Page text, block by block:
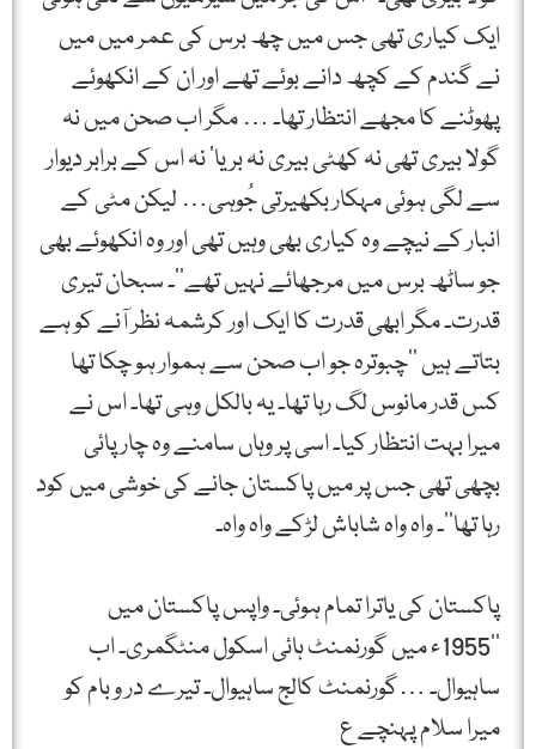
ایک کیاری تھی جس میں چھ برس کی عمر میں میں
نے گندم کے کچھ دانے بوئے تھے اور ان کے انکھوئے
پھوٹنے کا مجھے انتظار تھا۔ … مگر اب صحن میں نہ
گولا بیری تھی نہ کھٹی بیری نہ بریا‘ نہ اس کے برابر دیوار
سے لگی ہوئی مہکار بکھیرتی جُوہی… لیکن مٹی کے
انبار کے نیچے وہ کیاری بھی وہیں تھی اور وہ انکھوئے بھی
جو ساٹھ برس میں مرجھائے نہیں تھے‘‘۔ سبحان تیری
قدرت۔ مگر ابھی قدرت کا ایک اور کرشمہ نظر آنے کو ہے
بتاتے ہیں ’’چبوترہ جو اب صحن سے ہموار ہو چکا تھا
کس قدر مانوس لگ رہا تھا۔ یہ بالکل وہی تھا۔ اس نے
میرا بہت انتظار کیا۔ اسی پر وہاں سامنے وہ چار پائی
بچھی تھی جس پر میں پاکستان جانے کی خوشی میں کود
رہا تھا‘‘۔ واہ واہ شاباش لڑکے واہ واہ۔
پاکستان کی یاترا تمام ہوئی۔ واپس پاکستان میں
’’1955ء میں گورنمنٹ ہائی اسکول منٹگمری۔ اب
ساہیوال۔ …گورنمنٹ کالج ساہیوال۔ تیرے در و بام کو
میرا سلام پہنچے ع